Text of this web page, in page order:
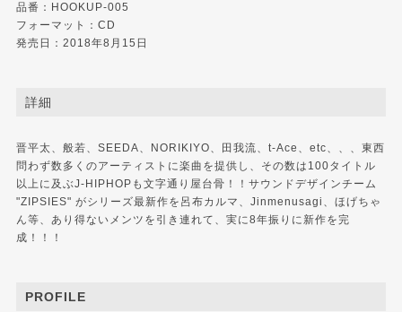
品番：HOOKUP-005
フォーマット：CD
発売日：2018年8月15日
詳細
晋平太、般若、SEEDA、NORIKIYO、田我流、t-Ace、etc、、、東西
問わず数多くのアーティストに楽曲を提供し、その数は100タイトル
以上に及ぶJ-HIPHOPも文字通り屋台骨！！サウンドデザインチーム
"ZIPSIES" がシリーズ最新作を呂布カルマ、Jinmenusagi、ほげちゃ
ん等、あり得ないメンツを引き連れて、実に8年振りに新作を完
成！！！
PROFILE